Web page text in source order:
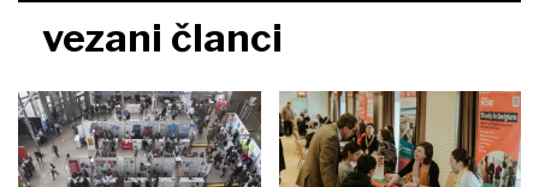
vezani članci